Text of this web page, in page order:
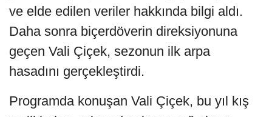
ve elde edilen veriler hakkında bilgi aldı.
Daha sonra biçerdöverin direksiyonuna
geçen Vali Çiçek, sezonun ilk arpa
hasadını gerçekleştirdi.
Programda konuşan Vali Çiçek, bu yıl kış